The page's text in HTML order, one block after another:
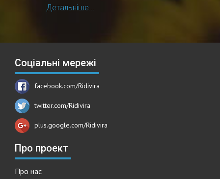
Детальніше...
Соціальні мережі
facebook.com/Ridivira
twitter.com/Ridivira
plus.google.com/Ridivira
Про проект
Про нас